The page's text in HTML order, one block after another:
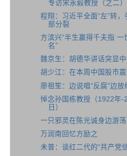
专访宋永毅教授（之二）
程翔：习近平全面“左”转
部分裂
方滨兴“半生赢得千夫指 一
名”
魏京生：胡德华讲话突显
胡少江：在本周中国股市
廖祖笙：边说唱“反腐”边放
悼念孙国栋教授（1922年-
日）
一只邪灵在陈光诚身边游荡
万润南回忆方励之
未普：谈红二代的“共产党